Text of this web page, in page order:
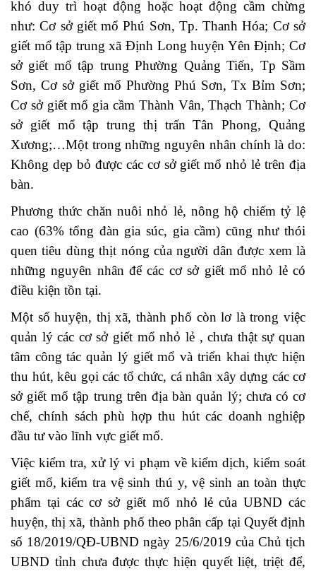
khó duy trì hoạt động hoặc hoạt động cầm chừng
như: Cơ sở giết mổ Phú Sơn, Tp. Thanh Hóa; Cơ sở
giết mổ tập trung xã Định Long huyện Yên Định; Cơ
sở giết mổ tập trung Phường Quảng Tiến, Tp Sầm
Sơn, Cơ sở giết mổ Phường Phú Sơn, Tx Bỉm Sơn;
Cơ sở giết mổ gia cầm Thành Vân, Thạch Thành; Cơ
sở giết mổ tập trung thị trấn Tân Phong, Quảng
Xương;…Một trong những nguyên nhân chính là do:
Không dẹp bỏ được các cơ sở giết mổ nhỏ lẻ trên địa
bàn.
Phương thức chăn nuôi nhỏ lẻ, nông hộ chiếm tỷ lệ
cao (63% tổng đàn gia súc, gia cầm) cũng như thói
quen tiêu dùng thịt nóng của người dân được xem là
những nguyên nhân để các cơ sở giết mổ nhỏ lẻ có
điều kiện tồn tại.
Một số huyện, thị xã, thành phố còn lơ là trong việc
quản lý các cơ sở giết mổ nhỏ lẻ , chưa thật sự quan
tâm công tác quản lý giết mổ và triển khai thực hiện
thu hút, kêu gọi các tổ chức, cá nhân xây dựng các cơ
sở giết mổ tập trung trên địa bàn quản lý; chưa có cơ
chế, chính sách phù hợp thu hút các doanh nghiệp
đầu tư vào lĩnh vực giết mổ.
Việc kiểm tra, xử lý vi phạm về kiểm dịch, kiểm soát
giết mổ, kiểm tra vệ sinh thú y, vệ sinh an toàn thực
phẩm tại các cơ sở giết mổ nhỏ lẻ của UBND các
huyện, thị xã, thành phố theo phân cấp tại Quyết định
số 18/2019/QĐ-UBND ngày 25/6/2019 của Chủ tịch
UBND tỉnh chưa được thực hiện quyết liệt, triệt để,